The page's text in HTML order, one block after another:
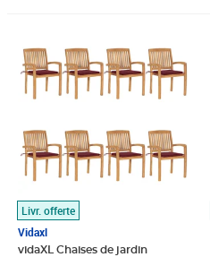
Livr. offerte
Vidaxl
vidaXL Chaises de jardin